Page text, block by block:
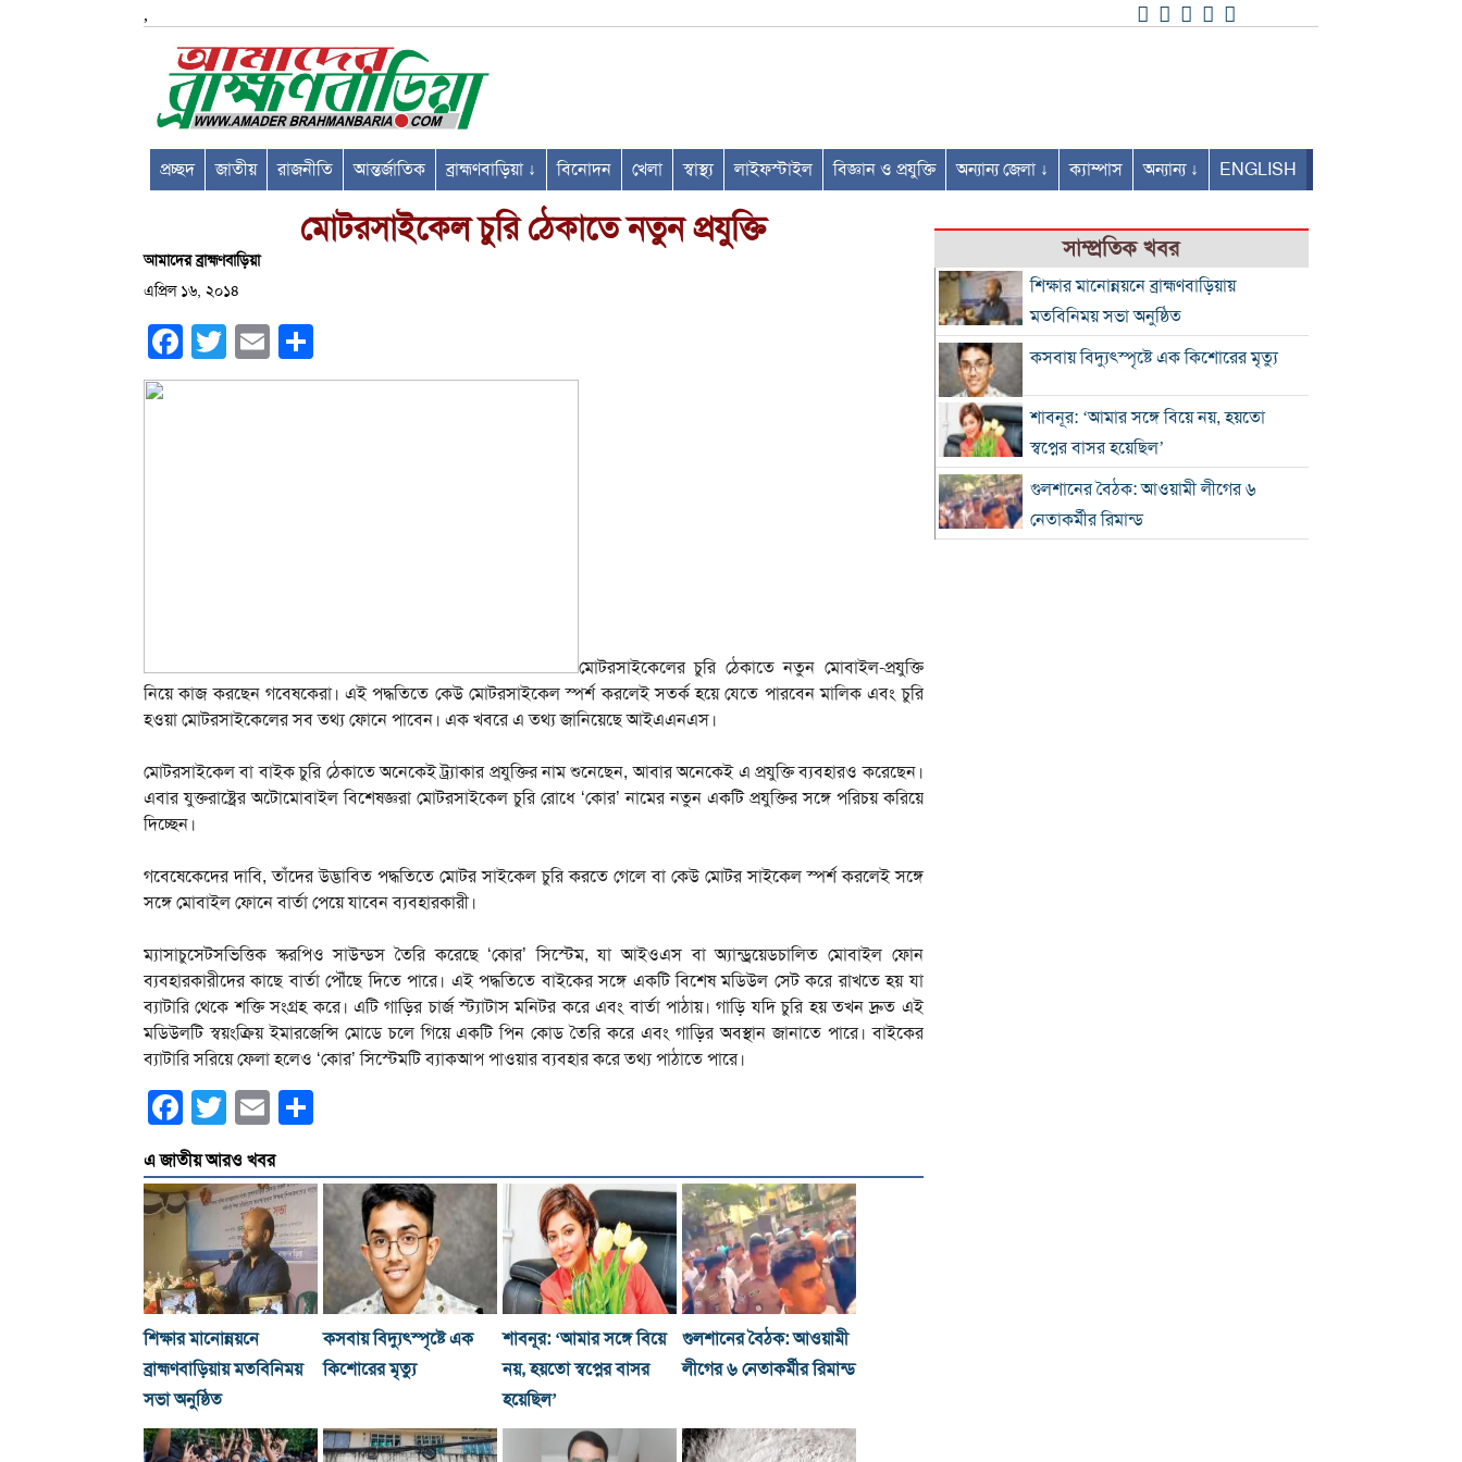
,
প্রচ্ছদ জাতীয় রাজনীতি আন্তর্জাতিক ব্রাহ্মণবাড়িয়া ↓ বিনোদন খেলা স্বাস্থ্য লাইফস্টাইল বিজ্ঞান ও প্রযুক্তি অন্যান্য জেলা ↓ ক্যাম্পাস অন্যান্য ↓ ENGLISH
মোটরসাইকেল চুরি ঠেকাতে নতুন প্রযুক্তি
আমাদের ব্রাহ্মণবাড়িয়া
এপ্রিল ১৬, ২০১৪
Facebook
Twitter Email
মোটরসাইকেলের চুরি ঠেকাতে নতুন মোবাইল-প্রযুক্তি
নিয়ে কাজ করছেন গবেষকেরা। এই পদ্ধতিতে কেউ মোটরসাইকেল স্পর্শ করলেই সতর্ক হয়ে যেতে পারবেন মালিক এবং চুরি
হওয়া মোটরসাইকেলের সব তথ্য ফোনে পাবেন। এক খবরে এ তথ্য জানিয়েছে আইএএনএস।
মোটরসাইকেল বা বাইক চুরি ঠেকাতে অনেকেই ট্র্যাকার প্রযুক্তির নাম শুনেছেন, আবার অনেকেই এ প্রযুক্তি ব্যবহারও করেছেন।
এবার যুক্তরাষ্ট্রের অটোমোবাইল বিশেষজ্ঞরা মোটরসাইকেল চুরি রোধে ‘কোর’ নামের নতুন একটি প্রযুক্তির সঙ্গে পরিচয় করিয়ে
দিচ্ছেন।
গবেষেকেদের দাবি, তাঁদের উদ্ভাবিত পদ্ধতিতে মোটর সাইকেল চুরি করতে গেলে বা কেউ মোটর সাইকেল স্পর্শ করলেই সঙ্গে
সঙ্গে মোবাইল ফোনে বার্তা পেয়ে যাবেন ব্যবহারকারী।
ম্যাসাচুসেটসভিত্তিক স্করপিও সাউন্ডস তৈরি করেছে ‘কোর’ সিস্টেম, যা আইওএস বা অ্যান্ড্রয়েডচালিত মোবাইল ফোন
ব্যবহারকারীদের কাছে বার্তা পৌঁছে দিতে পারে। এই পদ্ধতিতে বাইকের সঙ্গে একটি বিশেষ মডিউল সেট করে রাখতে হয় যা
ব্যাটারি থেকে শক্তি সংগ্রহ করে। এটি গাড়ির চার্জ স্ট্যাটাস মনিটর করে এবং বার্তা পাঠায়। গাড়ি যদি চুরি হয় তখন দ্রুত এই
মডিউলটি স্বয়ংক্রিয় ইমারজেন্সি মোডে চলে গিয়ে একটি পিন কোড তৈরি করে এবং গাড়ির অবস্থান জানাতে পারে। বাইকের
ব্যাটারি সরিয়ে ফেলা হলেও ‘কোর’ সিস্টেমটি ব্যাকআপ পাওয়ার ব্যবহার করে তথ্য পাঠাতে পারে।
Facebook
Twitter Email
এ জাতীয় আরও খবর
শিক্ষার মানোন্নয়নে
ব্রাহ্মণবাড়িয়ায় মতবিনিময়
সভা অনুষ্ঠিত
কসবায় বিদ্যুৎস্পৃষ্টে এক
কিশোরের মৃত্যু
শাবনূর: ‘আমার সঙ্গে বিয়ে
নয়, হয়তো স্বপ্নের বাসর
হয়েছিল’
গুলশানের বৈঠক: আওয়ামী
লীগের ৬ নেতাকর্মীর রিমান্ড
সাম্প্রতিক খবর
শিক্ষার মানোন্নয়নে ব্রাহ্মণবাড়িয়ায়
মতবিনিময় সভা অনুষ্ঠিত
কসবায় বিদ্যুৎস্পৃষ্টে এক কিশোরের মৃত্যু
শাবনূর: ‘আমার সঙ্গে বিয়ে নয়, হয়তো
স্বপ্নের বাসর হয়েছিল’
গুলশানের বৈঠক: আওয়ামী লীগের ৬
নেতাকর্মীর রিমান্ড